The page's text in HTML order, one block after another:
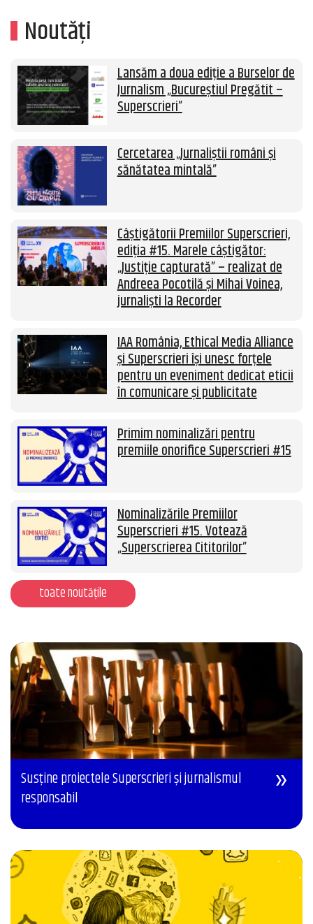
Noutăți
Lansăm a doua ediție a Burselor de
Jurnalism „Bucureștiul Pregătit –
Superscrieri”
Cercetarea „Jurnaliștii români și
sănătatea mintală”
Câștigătorii Premiilor Superscrieri,
ediția #15. Marele câștigător:
„Justiție capturată” – realizat de
Andreea Pocotilă și Mihai Voinea,
jurnaliști la Recorder
IAA România, Ethical Media Alliance
și Superscrieri își unesc forțele
pentru un eveniment dedicat eticii
în comunicare și publicitate
Primim nominalizări pentru
premiile onorifice Superscrieri #15
Nominalizările Premiilor
Superscrieri #15. Votează
„Superscrierea Cititorilor”
toate noutățile
Susține proiectele Superscrieri și jurnalismul
responsabil